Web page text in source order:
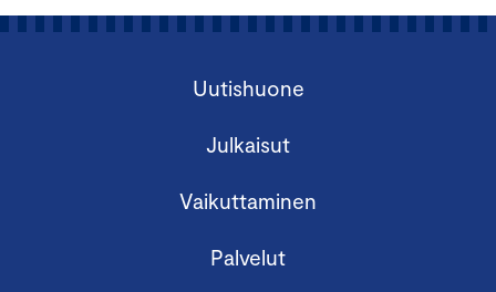
Uutishuone
Julkaisut
Vaikuttaminen
Palvelut